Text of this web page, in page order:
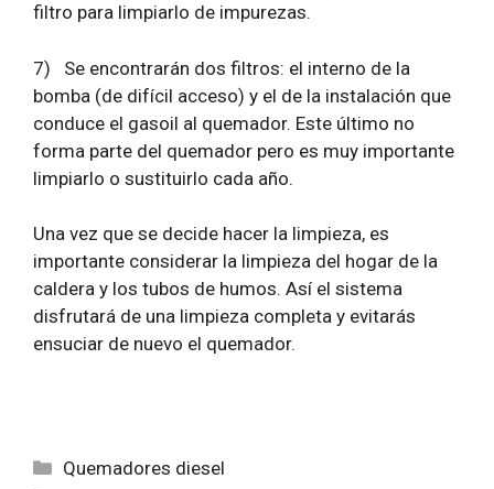
filtro para limpiarlo de impurezas.
7)
Se encontrarán dos filtros: el interno de la
bomba (de difícil acceso) y el de la instalación que
conduce el gasoil al quemador. Este último no
forma parte del quemador pero es muy importante
limpiarlo o sustituirlo cada año.
Una vez que se decide hacer la limpieza, es
importante considerar la limpieza del hogar de la
caldera y los tubos de humos. Así el sistema
disfrutará de una limpieza completa y evitarás
ensuciar de nuevo el quemador.
Categorías
Quemadores diesel